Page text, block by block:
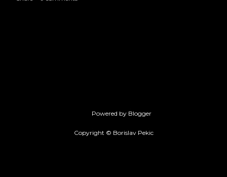
Powered by Blogger
Copyright © Borislav Pekic